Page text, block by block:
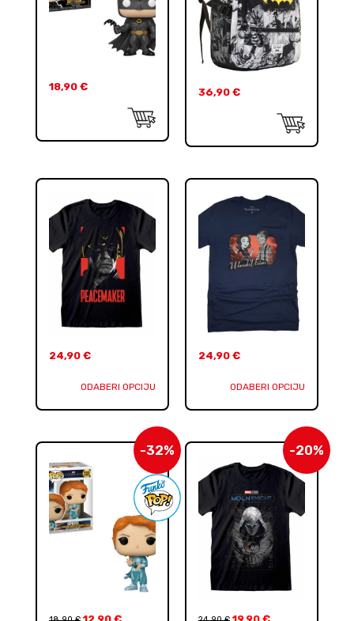
18,90 € 36,90 €
24,90 €
ODABERI OPCIJU
24,90 €
ODABERI OPCIJU
-32% -20%